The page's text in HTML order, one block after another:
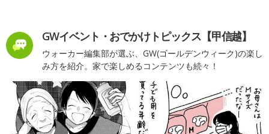
GWイベント・おでかけトピックス【甲信越】
ウォーカー編集部が選ぶ、GW(ゴールデンウィーク)の楽し
み方を紹介。家で楽しめるコンテンツも続々！